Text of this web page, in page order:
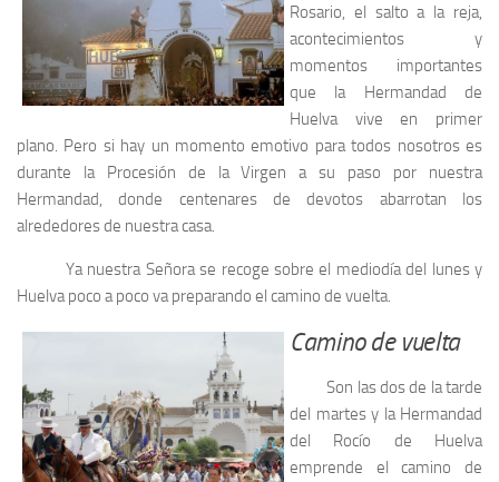
Rosario, el salto a la reja,
acontecimientos y
momentos importantes
que la Hermandad de
Huelva vive en primer
plano. Pero si hay un momento emotivo para todos nosotros es
durante la Procesión de la Virgen a su paso por nuestra
Hermandad, donde centenares de devotos abarrotan los
alrededores de nuestra casa.
Ya nuestra Señora se recoge sobre el mediodía del lunes y
Huelva poco a poco va preparando el camino de vuelta.
Camino de vuelta
Son las dos de la tarde
del martes y la Hermandad
del Rocío de Huelva
emprende el camino de